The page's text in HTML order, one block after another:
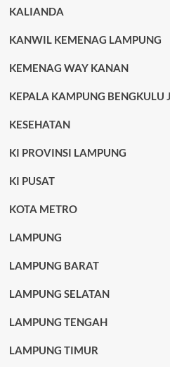
KALIANDA
KANWIL KEMENAG LAMPUNG
KEMENAG WAY KANAN
KEPALA KAMPUNG BENGKULU
KESEHATAN
KI PROVINSI LAMPUNG
KI PUSAT
KOTA METRO
LAMPUNG
LAMPUNG BARAT
LAMPUNG SELATAN
LAMPUNG TENGAH
LAMPUNG TIMUR